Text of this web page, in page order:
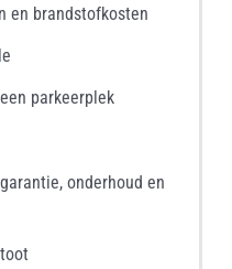
en brandstofkosten
parkeerplek
onderhoud en